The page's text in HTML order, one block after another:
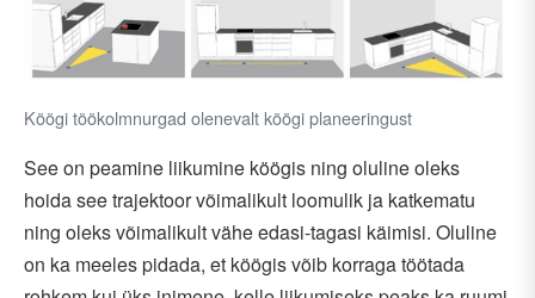
Köögi töökolmnurgad olenevalt köögi planeeringust
See on peamine liikumine köögis ning oluline oleks
hoida see trajektoor võimalikult loomulik ja katkematu
ning oleks võimalikult vähe edasi-tagasi käimisi. Oluline
on ka meeles pidada, et köögis võib korraga töötada